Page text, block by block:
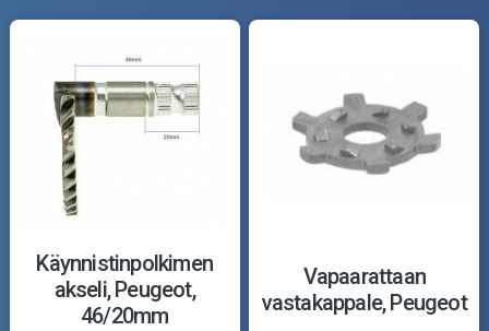
Käynnistinpolkimen
akseli, Peugeot,
46/20mm
Vapaarattaan
vastakappale, Peugeot